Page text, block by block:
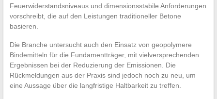
Feuerwiderstandsniveaus und dimensionsstabile Anforderungen
vorschreibt, die auf den Leistungen traditioneller Betone
basieren.
Die Branche untersucht auch den Einsatz von geopolymere
Bindemitteln für die Fundamentträger, mit vielversprechenden
Ergebnissen bei der Reduzierung der Emissionen. Die
Rückmeldungen aus der Praxis sind jedoch noch zu neu, um
eine Aussage über die langfristige Haltbarkeit zu treffen.